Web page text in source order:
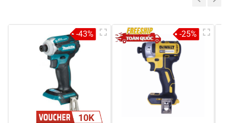
Hỏi sản phẩm
Cho mình hỏi dtd 156z moto chổi hay không chổi
Thân chào anh Tuấn. Sản phẩm Máy vặn
vít dùng pin Makita DTD156Z (Chưa kèm
Pin & Sạc) sử dụng động cơ chổi than anh
nhé. Xin thông tin đến anh ạ
10K
-43% -25%